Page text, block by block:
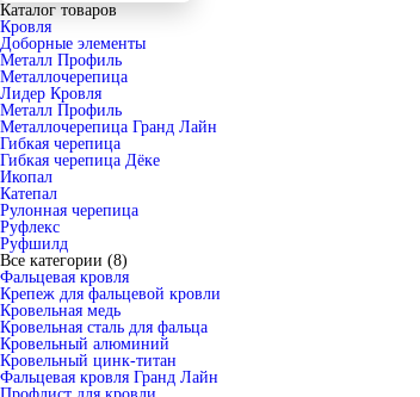
Каталог товаров
Кровля
Доборные элементы
Металл Профиль
Металлочерепица
Лидер Кровля
Металл Профиль
Металлочерепица Гранд Лайн
Гибкая черепица
Гибкая черепица Дёке
Икопал
Катепал
Рулонная черепица
Руфлекс
Руфшилд
Все категории (8)
Фальцевая кровля
Крепеж для фальцевой кровли
Кровельная медь
Кровельная сталь для фальца
Кровельный алюминий
Кровельный цинк-титан
Фальцевая кровля Гранд Лайн